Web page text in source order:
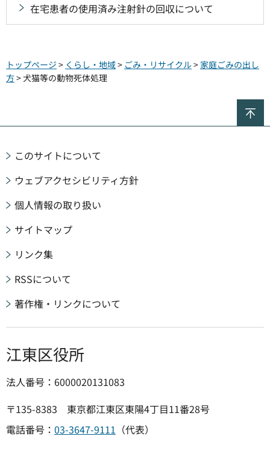
在宅患者の使用済み注射針の回収について
トップページ > くらし・地域> ごみ・リサイクル> 家庭ごみの出し
方> 犬猫等の動物死体処理
このサイトについて
ウェブアクセシビリティ方針
個人情報の取り扱い
サイトマップ
リンク集
RSSについて
著作権・リンクについて
江東区役所
法人番号：6000020131083
〒135-8383 東京都江東区東陽4丁目11番28号
電話番号： 03-3647-9111 （代表）